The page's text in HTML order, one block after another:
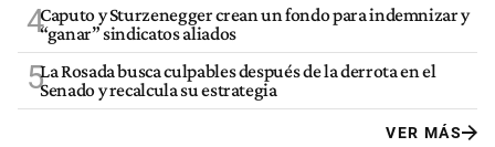
4Caputo y Sturzenegger crean un fondo para indemnizar y
“ganar” sindicatos aliados
5La Rosada busca culpables después de la derrota en el
Senado y recalcula su estrategia
VER MÁS